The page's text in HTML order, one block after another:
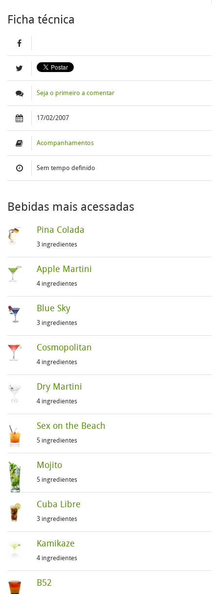
Ficha técnica
Seja o primeiro a comentar
17/02/2007
Acompanhamentos
Sem tempo definido
Bebidas mais acessadas
Pina Colada
3 ingredientes
Apple Martini
4 ingredientes
Blue Sky
3 ingredientes
Cosmopolitan
4 ingredientes
Dry Martini
4 ingredientes
Sex on the Beach
5 ingredientes
Mojito
5 ingredientes
Cuba Libre
3 ingredientes
Kamikaze
4 ingredientes
B52